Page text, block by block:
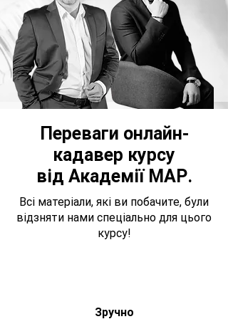
Переваги онлайн-
кадавер курсу
від Академії МАР.
Всі матеріали, які ви побачите, були
відзняти нами спеціально для цього
курсу!
Зручно